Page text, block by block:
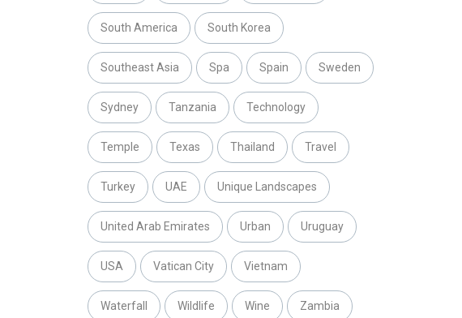
South America South Korea
Southeast Asia Spa Spain Sweden
Sydney Tanzania Technology
Temple Texas Thailand Travel
Turkey UAE Unique Landscapes
United Arab Emirates Urban Uruguay
USA Vatican City Vietnam
Waterfall Wildlife Wine Zambia